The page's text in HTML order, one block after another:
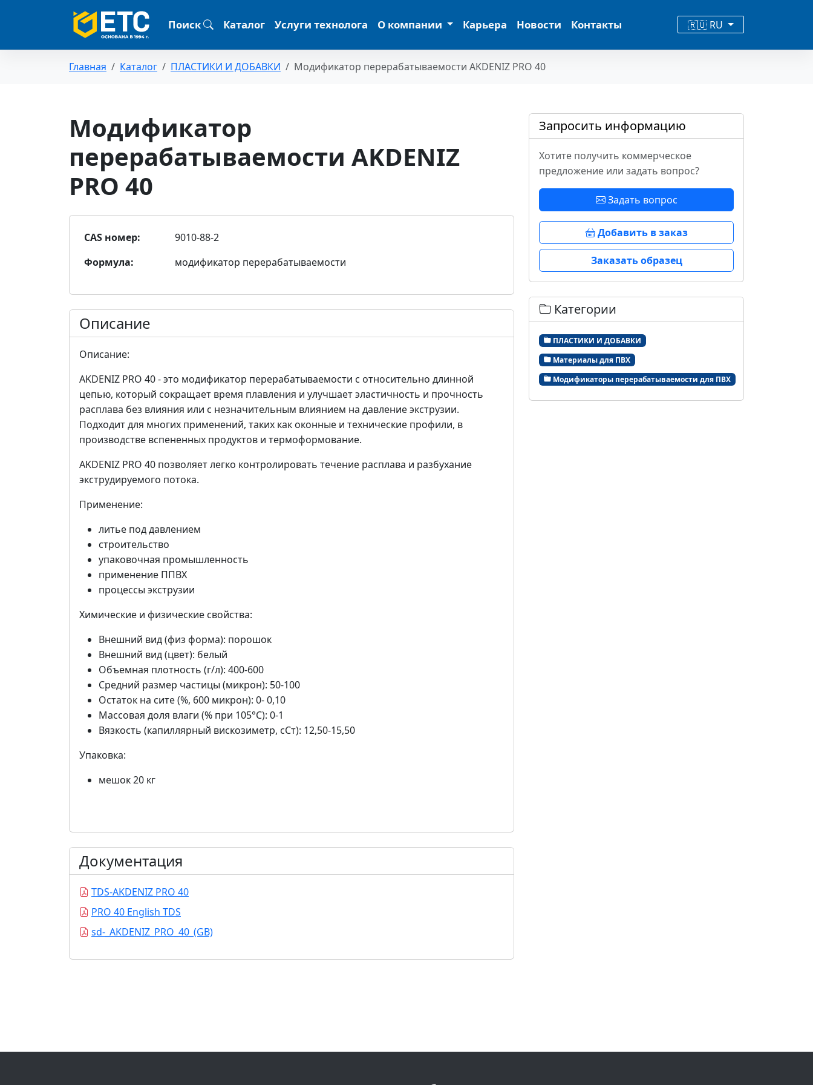
Поиск Каталог Услуги технолога О компании Карьера Новости Контакты 🇷🇺 RU
Главная Каталог ПЛАСТИКИ И ДОБАВКИ Модификатор перерабатываемости AKDENIZ PRO 40
Модификатор
перерабатываемости AKDENIZ
PRO 40
CAS номер:
9010-88-2
Формула:
модификатор перерабатываемости
Описание
Описание:
AKDENIZ PRO 40 - это модификатор перерабатываемости с относительно длинной
цепью, который сокращает время плавления и улучшает эластичность и прочность
расплава без влияния или с незначительным влиянием на давление экструзии.
Подходит для многих применений, таких как оконные и технические профили, в
производстве вспененных продуктов и термоформование.
AKDENIZ PRO 40 позволяет легко контролировать течение расплава и разбухание
экструдируемого потока.
Применение:
литье под давлением
строительство
упаковочная промышленность
применение ППВХ
процессы экструзии
Химические и физические свойства:
Внешний вид (физ форма): порошок
Внешний вид (цвет): белый
Объемная плотность (г/л): 400-600
Средний размер частицы (микрон): 50-100
Остаток на сите (%, 600 микрон): 0- 0,10
Массовая доля влаги (% при 105°C): 0-1
Вязкость (капиллярный вискозиметр, сСт): 12,50-15,50
Упаковка:
мешок 20 кг
Документация
TDS-AKDENIZ PRO 40
PRO 40 English TDS
sd-_AKDENIZ_PRO_40_(GB)
Запросить информацию
Хотите получить коммерческое
предложение или задать вопрос?
Задать вопрос
Добавить в заказ
Заказать образец
Категории
ПЛАСТИКИ И ДОБАВКИ
Материалы для ПВХ
Модификаторы перерабатываемости для ПВХ